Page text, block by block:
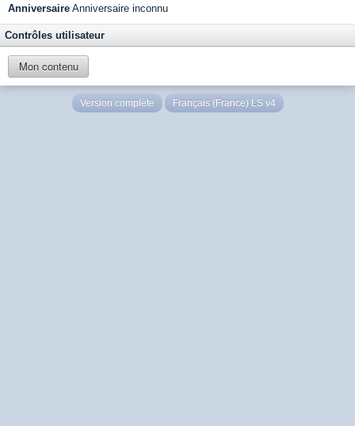
Anniversaire Anniversaire inconnu
Contrôles utilisateur
Mon contenu
Version complète Français (France) LS v4